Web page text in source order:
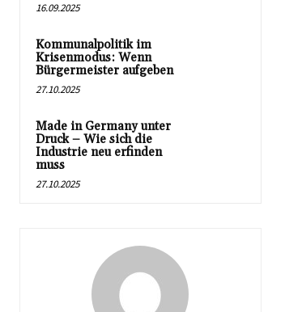
16.09.2025
Kommunalpolitik im
Krisenmodus: Wenn
Bürgermeister aufgeben
27.10.2025
Made in Germany unter
Druck – Wie sich die
Industrie neu erfinden
muss
27.10.2025